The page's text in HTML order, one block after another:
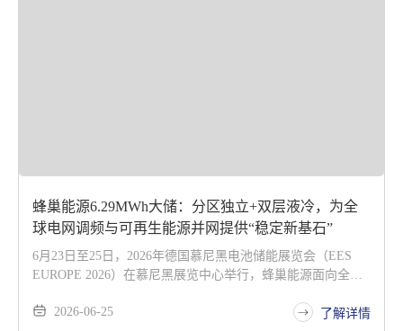
蜂巢能源6.29MWh大储：分区独立+双层液冷，为全
球电网调频与可再生能源并网提供“稳定新基石”
6月23日至25日，2026年德国慕尼黑电池储能展览会（EES
EUROPE 2026）在慕尼黑展览中心举行，蜂巢能源面向全球
采用三舱独立+双层液冷+CTR集成+三级消防四位一体方案的
2026-06-25 了解详情